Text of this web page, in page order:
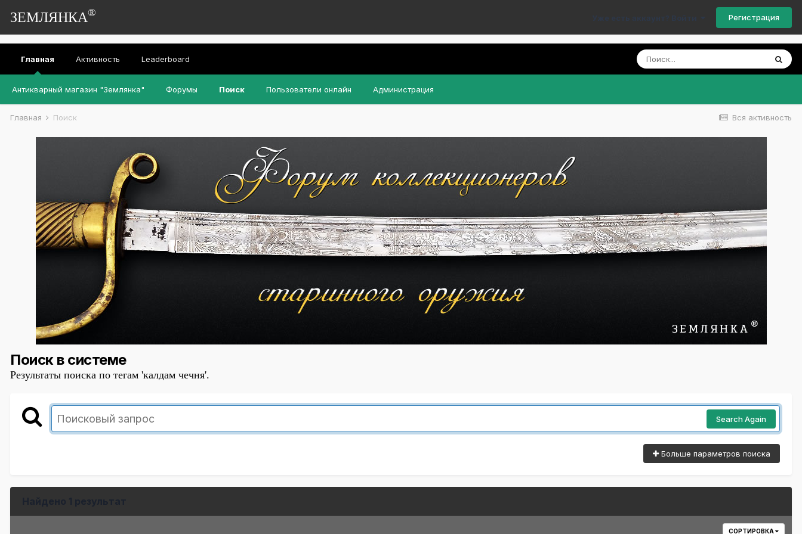
ЗЕМЛЯНКА® Уже есть аккаунт? Войти Регистрация
Главная
Антикварный магазин "Землянка" Форумы Поиск Пользователи онлайн Администрация
Активность Leaderboard
Вся активность
Главная Поиск
Поиск в системе
Результаты поиска по тегам 'калдам чечня'.
Search Again
Больше параметров поиска
Найдено 1 результат
СОРТИРОВКА